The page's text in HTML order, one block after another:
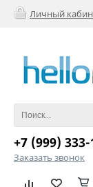
Личный
+7 (999)
Заказать звонок